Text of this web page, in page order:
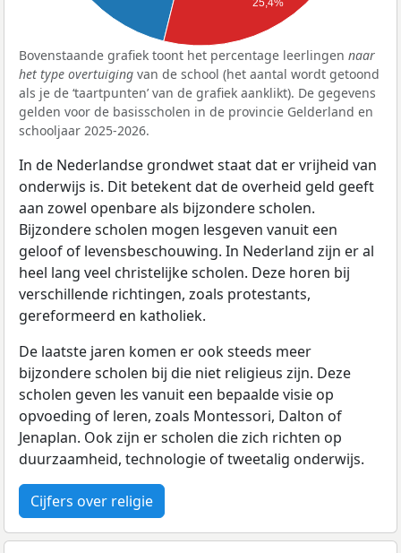
25,4%
Bovenstaande grafiek toont het percentage leerlingen naar
het type overtuiging van de school (het aantal wordt getoond
als je de ‘taartpunten’ van de grafiek aanklikt). De gegevens
gelden voor de basisscholen in de provincie Gelderland en
schooljaar 2025-2026.
In de Nederlandse grondwet staat dat er vrijheid van
onderwijs is. Dit betekent dat de overheid geld geeft
aan zowel openbare als bijzondere scholen.
Bijzondere scholen mogen lesgeven vanuit een
geloof of levensbeschouwing. In Nederland zijn er al
heel lang veel christelijke scholen. Deze horen bij
verschillende richtingen, zoals protestants,
gereformeerd en katholiek.
De laatste jaren komen er ook steeds meer
bijzondere scholen bij die niet religieus zijn. Deze
scholen geven les vanuit een bepaalde visie op
opvoeding of leren, zoals Montessori, Dalton of
Jenaplan. Ook zijn er scholen die zich richten op
duurzaamheid, technologie of tweetalig onderwijs.
Cijfers over religie